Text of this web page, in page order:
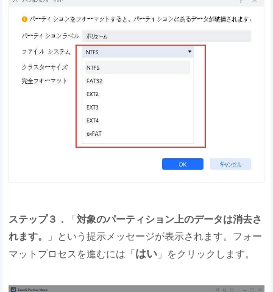
ステップ３． 「対象のパーティション上のデータは消去さ
れます。
」という提示メッセージが表示されます。フォー
マットプロセスを進むには「はい 」をクリックします。